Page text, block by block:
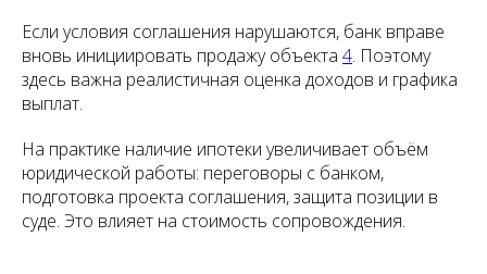
Если условия соглашения нарушаются, банк вправе
вновь инициировать продажу объекта 4. Поэтому
здесь важна реалистичная оценка доходов и графика
выплат.
На практике наличие ипотеки увеличивает объём
юридической работы: переговоры с банком,
подготовка проекта соглашения, защита позиции в
суде. Это влияет на стоимость сопровождения.